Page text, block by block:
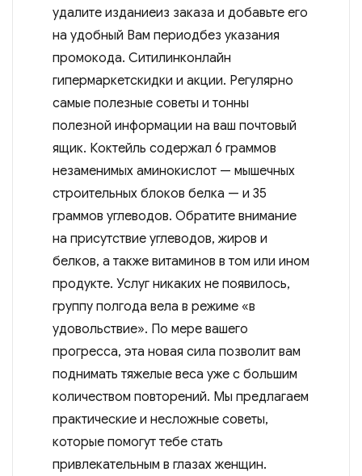
удалите изданиеиз заказа и добавьте его
на удобный Вам периодбез указания
промокода. Ситилинконлайн
гипермаркетскидки и акции. Регулярно
самые полезные советы и тонны
полезной информации на ваш почтовый
ящик. Коктейль содержал 6 граммов
незаменимых аминокислот — мышечных
строительных блоков белка — и 35
граммов углеводов. Обратите внимание
на присутствие углеводов, жиров и
белков, а также витаминов в том или ином
продукте. Услуг никаких не появилось,
группу полгода вела в режиме «в
удовольствие». По мере вашего
прогресса, эта новая сила позволит вам
поднимать тяжелые веса уже с большим
количеством повторений. Мы предлагаем
практические и несложные советы,
которые помогут тебе стать
привлекательным в глазах женщин.